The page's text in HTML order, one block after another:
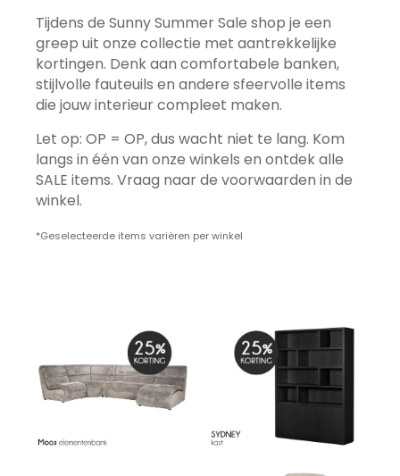
Tijdens de Sunny Summer Sale shop je een
greep uit onze collectie met aantrekkelijke
kortingen. Denk aan comfortabele banken,
stijlvolle fauteuils en andere sfeervolle items
die jouw interieur compleet maken.
Let op: OP = OP, dus wacht niet te lang. Kom
langs in één van onze winkels en ontdek alle
SALE items. Vraag naar de voorwaarden in de
winkel.
*Geselecteerde items variëren per winkel